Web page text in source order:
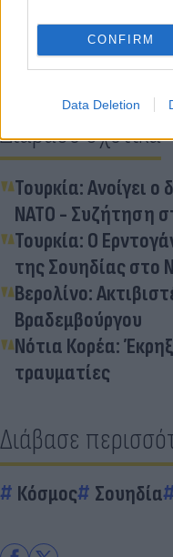
CONFIRM
Data Deletion
Διάβασε σχετικά
Τουρκία: Aνοίγει
ΝΑΤΟ - Συζήτηση
Τουρκία: Ο
της Σουηδίας στο
Βερολίνο:
Βραδεμβούργου
Νότια Κορέα:
τραυματίες
Διάβασε
Κόσμος Σουηδία